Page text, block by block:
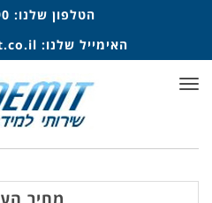
הטלפון שלנו:
האימייל שלנו:
תפריט
מחיר